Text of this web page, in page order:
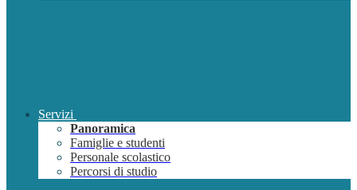
Servizi
Panoramica
Famiglie e studenti
Personale scolastico
Percorsi di studio